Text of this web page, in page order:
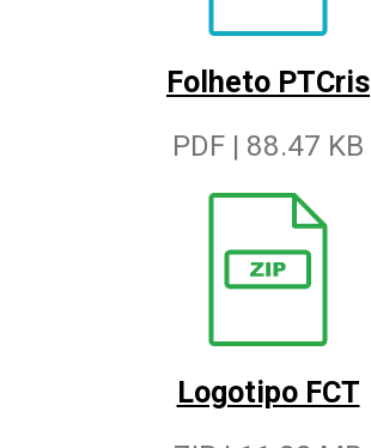
Folheto PTCris
PDF | 88.47 KB
Logotipo FCT